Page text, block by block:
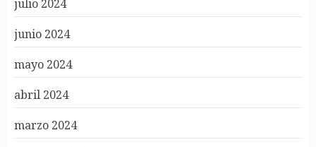
julio 2024
junio 2024
mayo 2024
abril 2024
marzo 2024